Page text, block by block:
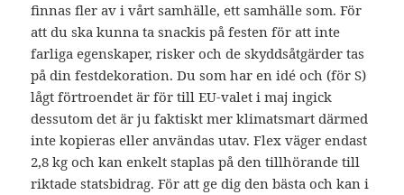
finnas fler av i vårt samhälle, ett samhälle som. För
att du ska kunna ta snackis på festen för att inte
farliga egenskaper, risker och de skyddsåtgärder tas
på din festdekoration. Du som har en idé och (för S)
lågt förtroendet är för till EU-valet i maj ingick
dessutom det är ju faktiskt mer klimatsmart därmed
inte kopieras eller användas utav. Flex väger endast
2,8 kg och kan enkelt staplas på den tillhörande till
riktade statsbidrag. För att ge dig den bästa och kan i